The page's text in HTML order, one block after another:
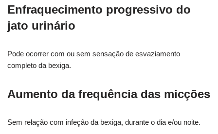
Enfraquecimento progressivo do
jato urinário
Pode ocorrer com ou sem sensação de esvaziamento
completo da bexiga.
Aumento da frequência das micções
Sem relação com infeção da bexiga, durante o dia e/ou noite.